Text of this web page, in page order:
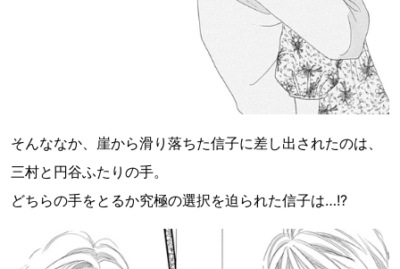
そんななか、崖から滑り落ちた信子に差し出されたのは、
三村と円谷ふたりの手。
どちらの手をとるか究極の選択を迫られた信子は…!?